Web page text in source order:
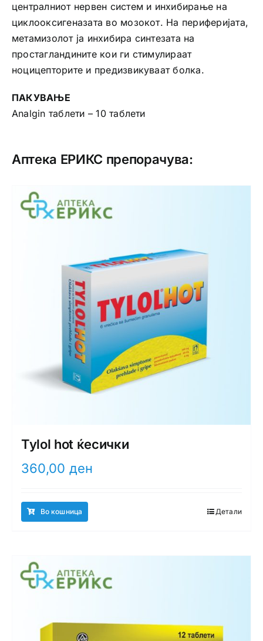
централниот нервен систем и инхибирање на
циклооксигеназата во мозокот. На периферијата,
метамизолот ја инхибира синтезата на
простагландините кои ги стимулираат
ноцицепторите и предизвикуваат болка.
ПАКУВАЊЕ
Analgin таблети – 10 таблети
Аптека ЕРИКС препорачува:
Tylol hot ќесички
360,00 ден
Во кошница Детали